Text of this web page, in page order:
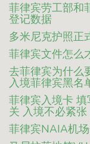
菲律宾劳工部和
登记数据
多米尼克护照正
菲律宾文件怎么
去菲律宾为什么
入境菲律宾黑名
菲律宾入境卡
关 入境不必紧张
菲律宾NAIA机